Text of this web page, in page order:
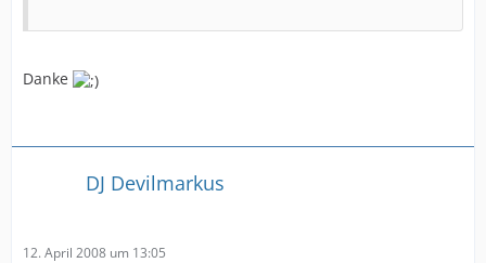
Danke
DJ Devilmarkus
12. April 2008 um 13:05